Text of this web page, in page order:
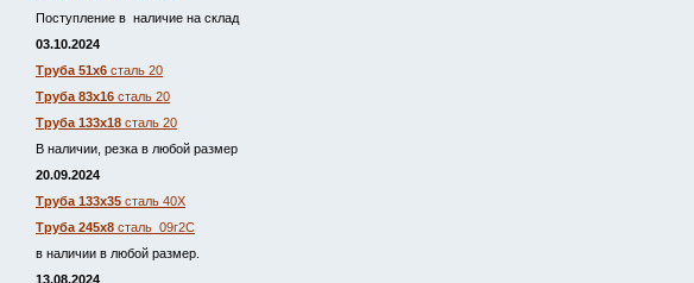
Поступление в наличие на склад
03.10.2024
Труба 51х6 сталь 20
Труба 83х16 сталь 20
Труба 133х18 сталь 20
В наличии, резка в любой размер
20.09.2024
Труба 133х35 сталь 40Х
Труба 245х8 сталь 09г2С
в наличии в любой размер.
13.08.2024